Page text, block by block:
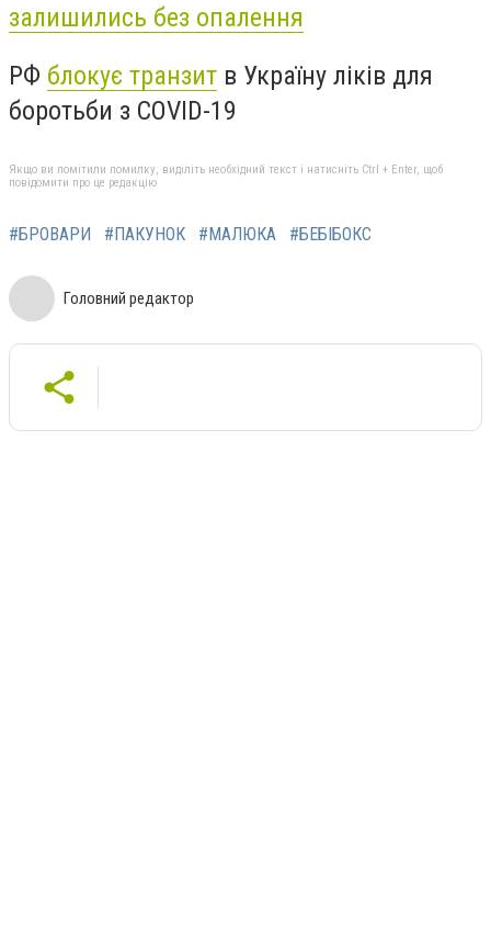
залишились без опалення
РФ блокує транзит в Україну ліків для
боротьби з COVID-19
Якщо ви помітили помилку, виділіть необхідний текст і натисніть Ctrl + Enter, щоб
повідомити про це редакцію
#БРОВАРИ #ПАКУНОК #МАЛЮКА #БЕБІБОКС
Головний редактор